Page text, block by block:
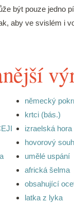
být pouze jedno
aby ve svislém i
německý
krtci (bás.)
izraelská hora
hovorový
umělé uspání
africká šelma
obsahující
latka z lyka